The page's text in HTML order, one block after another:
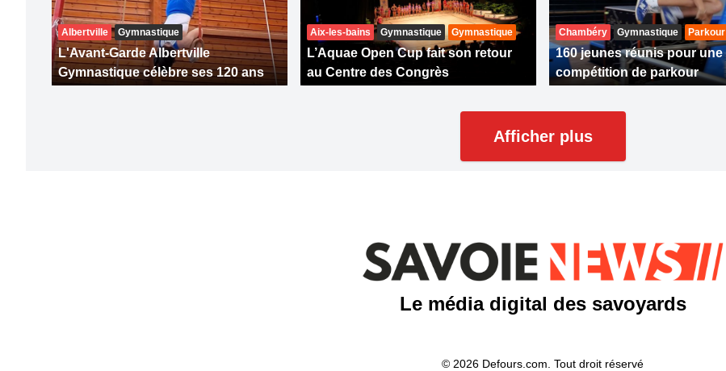
Albertville Gymnastique
L'Avant-Garde Albertville
Gymnastique célèbre ses 120 ans
Aix-les-bains Gymnastique Gymnastique
L’Aquae Open Cup fait son retour
au Centre des Congrès
Chambéry Gymnastique Parkour
160 jeunes réunis pour une
compétition de parkour
Afficher plus
Le média digital des savoyards
© 2026 Defours.com. Tout droit réservé